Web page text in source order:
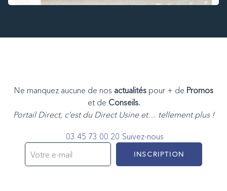
Ne manquez aucune de nos actualitéspour + de Promos
et de Conseils.
Portail Direct, c’est du Direct Usine et… tellement plus !
03 45 73 00 20 Suivez-nous
INSCRIPTION